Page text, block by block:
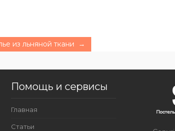
из льняной ткани →
Помощь и сервисы
Главная
Статьи